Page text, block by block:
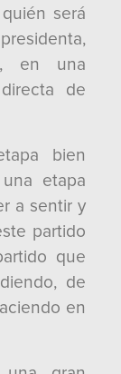
será
en una
de
bien
etapa
a sentir y
partido
que
de
en